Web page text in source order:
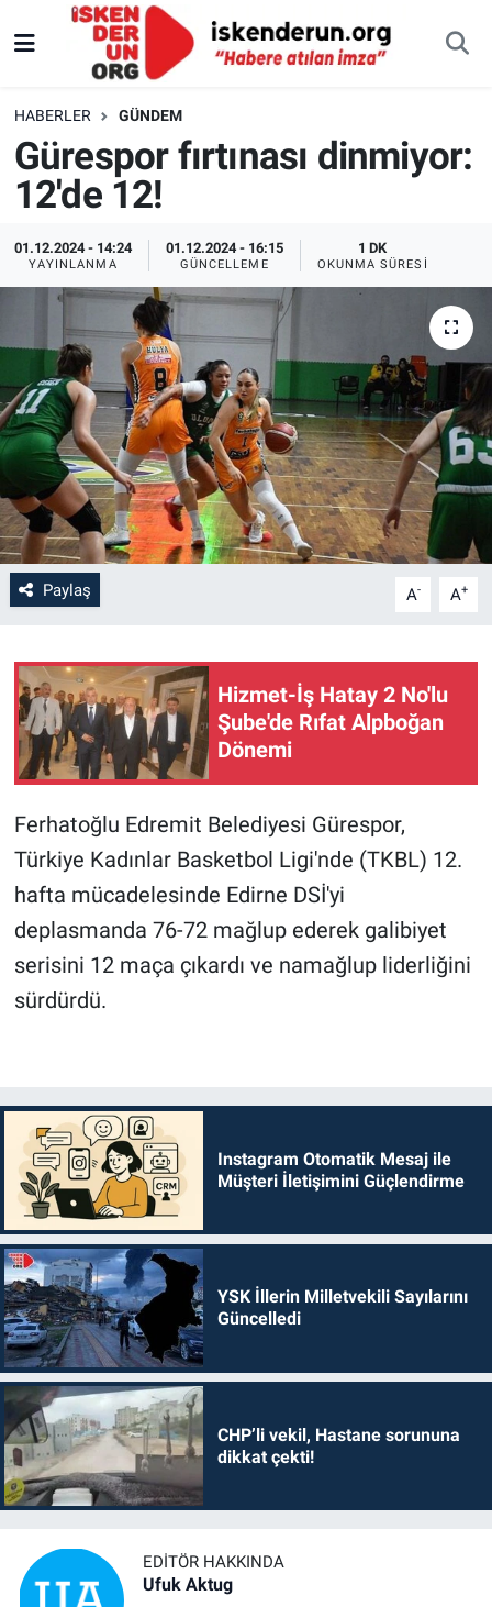
HABERLER GÜNDEM
Gürespor fırtınası dinmiyor:
12'de 12!
01.12.2024 - 14:24
YAYINLANMA
01.12.2024 - 16:15
GÜNCELLEME
1 DK
OKUNMA SÜRESI
Paylaş A- A+
Hizmet-İş Hatay 2 No'lu
Şube'de Rıfat Alpboğan
Dönemi
Ferhatoğlu Edremit Belediyesi Gürespor,
Türkiye Kadınlar Basketbol Ligi'nde (TKBL) 12.
hafta mücadelesinde Edirne DSİ'yi
deplasmanda 76-72 mağlup ederek galibiyet
serisini 12 maça çıkardı ve namağlup liderliğini
sürdürdü.
Instagram Otomatik Mesaj ile
Müşteri İletişimini Güçlendirme
YSK İllerin Milletvekili Sayılarını
Güncelledi
CHP’li vekil, Hastane sorununa
dikkat çekti!
EDITÖR HAKKINDA
Ufuk Aktug